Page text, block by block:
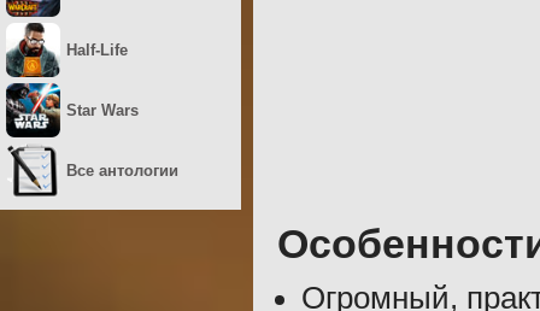
Огромный,
Half-Life
Star Wars
Все антологии